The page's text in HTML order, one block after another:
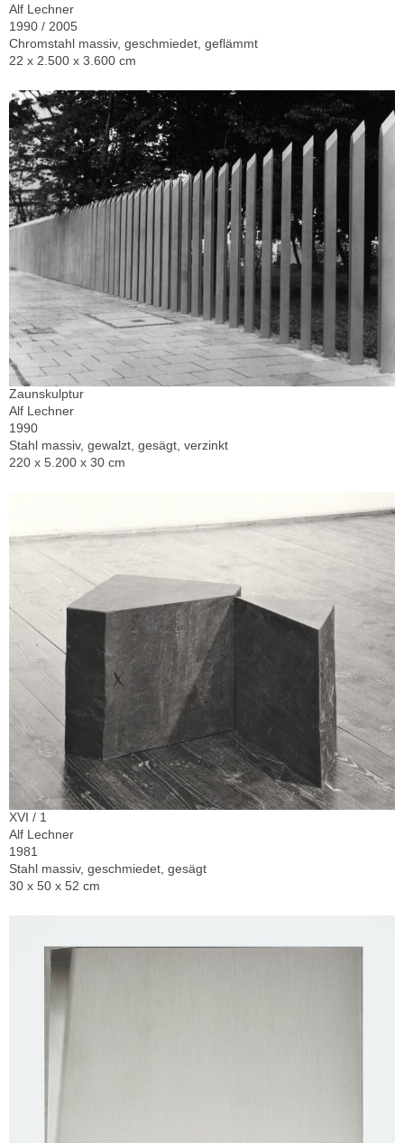
Alf Lechner
1990 / 2005
Chromstahl massiv, geschmiedet, geflämmt
22 x 2.500 x 3.600 cm
Zaunskulptur
Alf Lechner
1990
Stahl massiv, gewalzt, gesägt, verzinkt
220 x 5.200 x 30 cm
XVI / 1
Alf Lechner
1981
Stahl massiv, geschmiedet, gesägt
30 x 50 x 52 cm